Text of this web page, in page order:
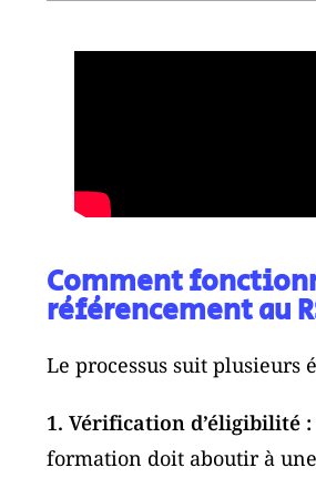
Comment
référencement au
Le processus suit plusieurs
1. Vérification d’éligibilité :
formation doit aboutir à